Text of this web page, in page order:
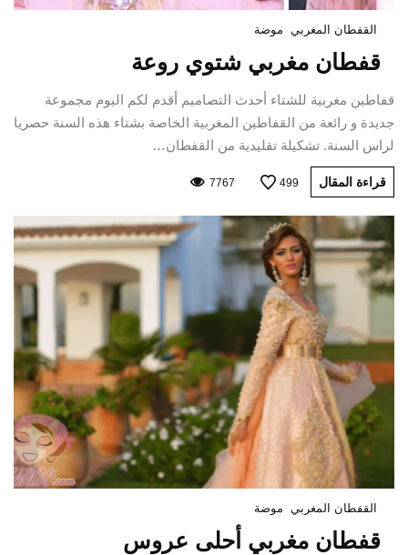
القفطان المغربي موضة
قفطان مغربي شتوي روعة
قفاطين مغربية للشتاء أحدث التصاميم أقدم لكم اليوم مجموعة
جديدة و رائعة من القفاطين المغربية الخاصة بشتاء هذه السنة حصريا
لراس السنة. تشكيلة تقليدية من القفطان…
قراءة المقال 499
7767
القفطان المغربي موضة
قفطان مغربي أحلى عروس